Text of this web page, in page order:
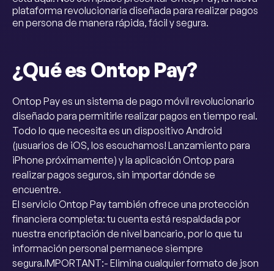
plataforma revolucionaria diseñada para realizar pagos
en persona de manera rápida, fácil y segura.
¿Qué es Ontop Pay?
Ontop Pay es un sistema de pago móvil revolucionario
diseñado para permitirle realizar pagos en tiempo real.
Todo lo que necesita es un dispositivo Android
(¡usuarios de iOS, los escuchamos! Lanzamiento para
iPhone próximamente) y la aplicación Ontop para
realizar pagos seguros, sin importar dónde se
encuentre.
El servicio Ontop Pay también ofrece una protección
financiera completa: tu cuenta está respaldada por
nuestra encriptación de nivel bancario, por lo que tu
información personal permanece siempre
segura.IMPORTANT:- Elimina cualquier formato de json